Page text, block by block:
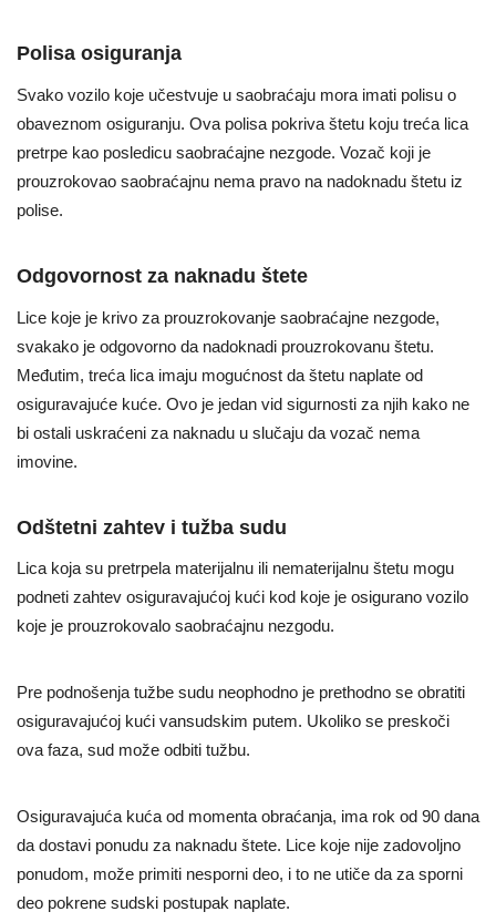
Polisa osiguranja
Svako vozilo koje učestvuje u saobraćaju mora imati polisu o
obaveznom osiguranju. Ova polisa pokriva štetu koju treća lica
pretrpe kao posledicu saobraćajne nezgode. Vozač koji je
prouzrokovao saobraćajnu nema pravo na nadoknadu štetu iz
polise.
Odgovornost za naknadu štete
Lice koje je krivo za prouzrokovanje saobraćajne nezgode,
svakako je odgovorno da nadoknadi prouzrokovanu štetu.
Međutim, treća lica imaju mogućnost da štetu naplate od
osiguravajuće kuće. Ovo je jedan vid sigurnosti za njih kako ne
bi ostali uskraćeni za naknadu u slučaju da vozač nema
imovine.
Odštetni zahtev i tužba sudu
Lica koja su pretrpela materijalnu ili nematerijalnu štetu mogu
podneti zahtev osiguravajućoj kući kod koje je osigurano vozilo
koje je prouzrokovalo saobraćajnu nezgodu.
Pre podnošenja tužbe sudu neophodno je prethodno se obratiti
osiguravajućoj kući vansudskim putem. Ukoliko se preskoči
ova faza, sud može odbiti tužbu.
Osiguravajuća kuća od momenta obraćanja, ima rok od 90 dana
da dostavi ponudu za naknadu štete. Lice koje nije zadovoljno
ponudom, može primiti nesporni deo, i to ne utiče da za sporni
deo pokrene sudski postupak naplate.